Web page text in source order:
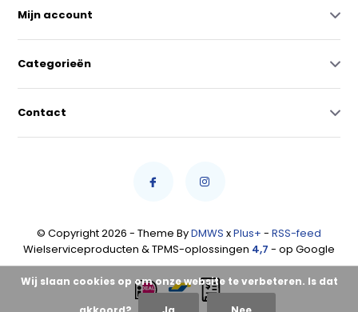
Mijn account
Categorieën
Contact
© Copyright 2026 - Theme ByDMWS xPlus+ - RSS-feed
Wielserviceproducten & TPMS-oplossingen 4,7 - op Google
Wij slaan cookies op om onze website te verbeteren. Is dat